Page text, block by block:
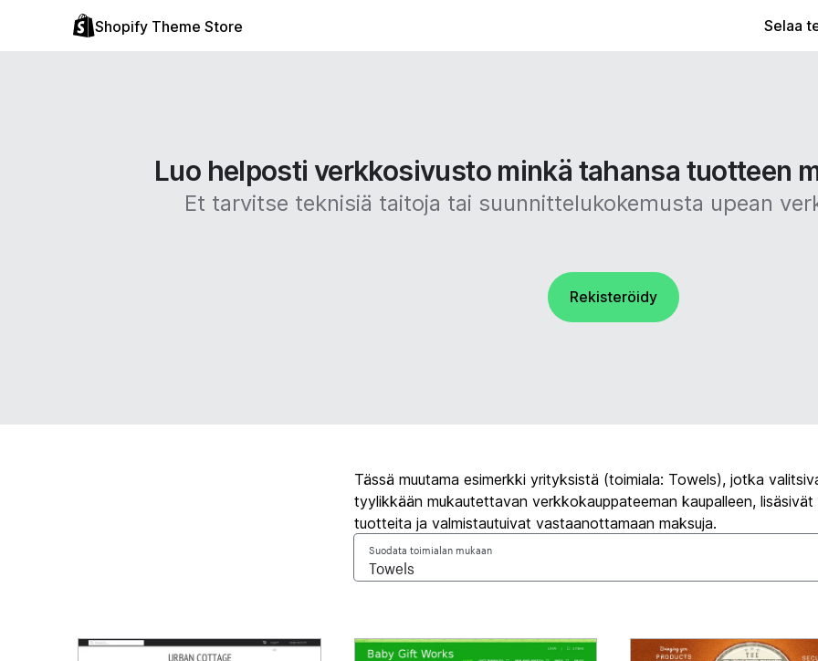
Shopify Theme Store Selaa
Luo helposti verkkosivusto minkä tahansa tuotteen
Et tarvitse teknisiä taitoja tai suunnittelukokemusta upean
Rekisteröidy
Tässä muutama esimerkki yrityksistä (toimiala: Towels), jotka
tyylikkään mukautettavan verkkokauppateeman kaupalleen, lisäsivät
tuotteita ja valmistautuivat vastaanottamaan maksuja.
Suodata toimialan mukaan